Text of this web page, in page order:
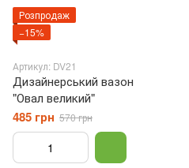
Розпродаж
−15%
Артикул: DV21
Дизайнерський вазон
"Овал великий"
485 грн 570 грн